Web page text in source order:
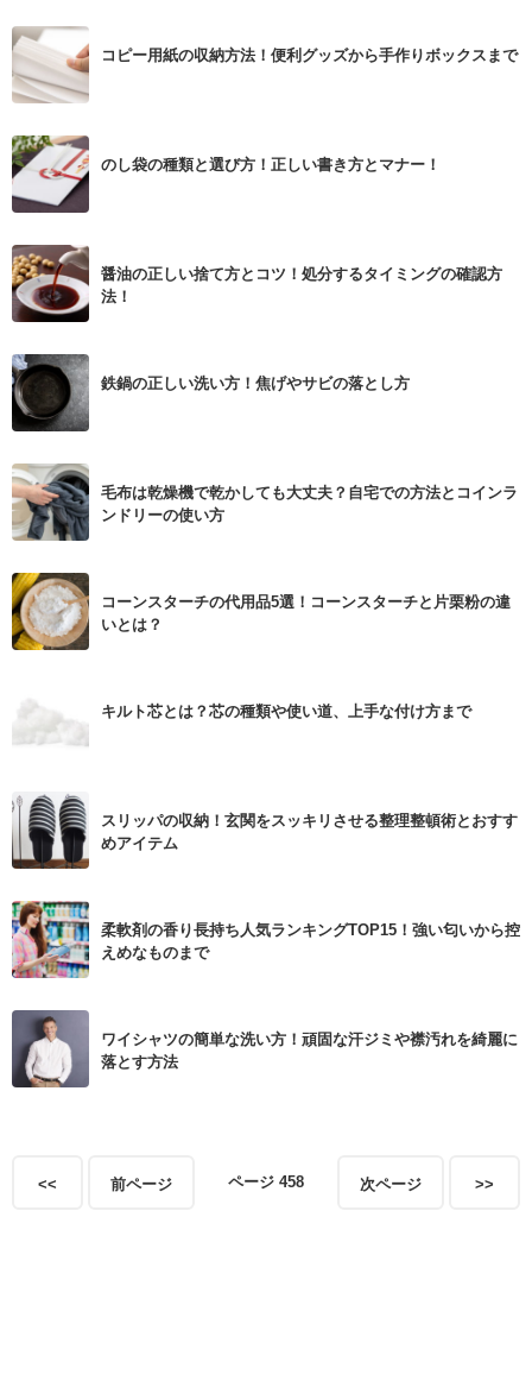
コピー用紙の収納方法！便利グッズから手作りボックスまで
のし袋の種類と選び方！正しい書き方とマナー！
醤油の正しい捨て方とコツ！処分するタイミングの確認方
法！
鉄鍋の正しい洗い方！焦げやサビの落とし方
毛布は乾燥機で乾かしても大丈夫？自宅での方法とコインラ
ンドリーの使い方
コーンスターチの代用品5選！コーンスターチと片栗粉の違
いとは？
キルト芯とは？芯の種類や使い道、上手な付け方まで
スリッパの収納！玄関をスッキリさせる整理整頓術とおすす
めアイテム
柔軟剤の香り長持ち人気ランキングTOP15！強い匂いから控
えめなものまで
ワイシャツの簡単な洗い方！頑固な汗ジミや襟汚れを綺麗に
落とす方法
ページ 458
<< 前ページ 次ページ >>